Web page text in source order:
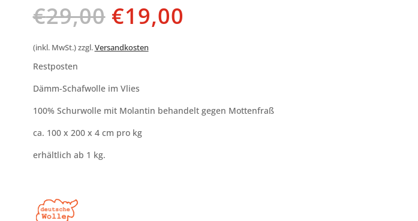
€29,00 Ursprünglicher
Preis
war:
€29,00
€19,00
(inkl. MwSt.) zzgl.Versandkosten
Restposten
Dämm-Schafwolle im Vlies
100% Schurwolle mit Molantin behandelt gegen Mottenfraß
ca. 100 x 200 x 4 cm pro kg
erhältlich ab 1 kg.